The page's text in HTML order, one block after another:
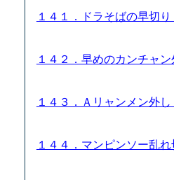
１４１．ドラそばの早切
１４２．早めのカンチャ
１４３．Ａリャンメン外
１４４．マンピンソー乱